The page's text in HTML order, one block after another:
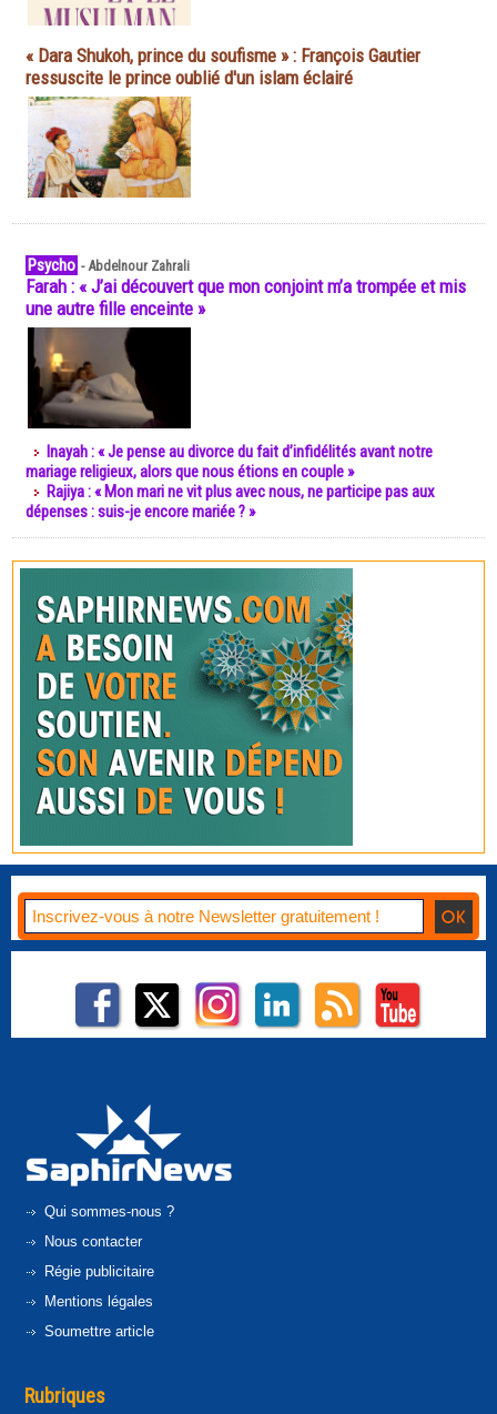
« Dara Shukoh, prince du soufisme » : François Gautier
ressuscite le prince oublié d'un islam éclairé
Psycho -Abdelnour Zahrali
Farah : « J’ai découvert que mon conjoint m’a trompée et mis
une autre fille enceinte »
Inayah : « Je pense au divorce du fait d’infidélités avant notre
mariage religieux, alors que nous étions en couple »
Rajiya : « Mon mari ne vit plus avec nous, ne participe pas aux
dépenses : suis-je encore mariée ? »
Qui sommes-nous ?
Nous contacter
Régie publicitaire
Mentions légales
Soumettre article
Rubriques